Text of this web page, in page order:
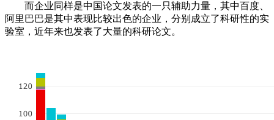
而企业同样是中国论文发表的一只辅助力量，其中百度、
阿里巴巴是其中表现比较出色的企业，分别成立了科研性的实
验室，近年来也发表了大量的科研论文。